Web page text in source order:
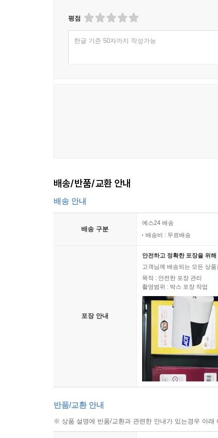
평점
한글 기준 50자까지 작성가능
배송/반품/교환 안내
배송 안내
배송 구분
예스24 배송
배송비 : 무료배송
포장 안내
안전하고 정확한 포장을 위
고객님께 배송되는 모든 상
목적 : 안전한 포장 관리
촬영범위 : 박스 포장 작업
반품/교환 안내
※ 상품 설명에 반품/교환과 관련한 안내가 있는경우 아